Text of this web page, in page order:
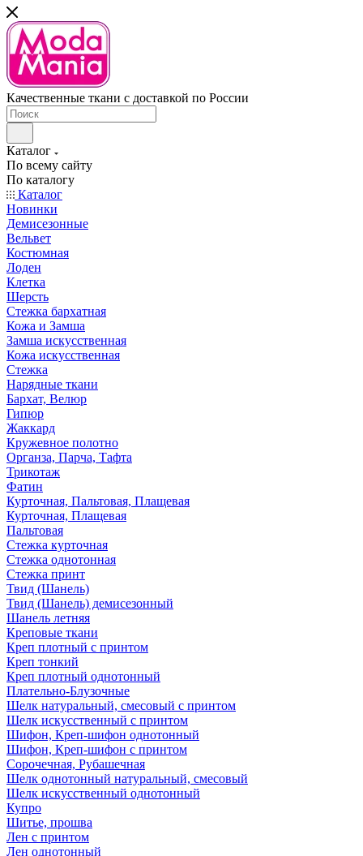
Качественные ткани с доставкой по России
Каталог
По всему сайту
По каталогу
Каталог
Новинки
Демисезонные
Вельвет
Костюмная
Лоден
Клетка
Шерсть
Стежка бархатная
Кожа и Замша
Замша искусственная
Кожа искусственная
Стежка
Нарядные ткани
Бархат, Велюр
Гипюр
Жаккард
Кружевное полотно
Органза, Парча, Тафта
Трикотаж
Фатин
Курточная, Пальтовая, Плащевая
Курточная, Плащевая
Пальтовая
Стежка курточная
Стежка однотонная
Стежка принт
Твид (Шанель)
Твид (Шанель) демисезонный
Шанель летняя
Креповые ткани
Креп плотный с принтом
Креп тонкий
Креп плотный однотонный
Плательно-Блузочные
Шелк натуральный, смесовый с принтом
Шелк искусственный с принтом
Шифон, Креп-шифон однотонный
Шифон, Креп-шифон с принтом
Сорочечная, Рубашечная
Шелк однотонный натуральный, смесовый
Шелк искусственный однотонный
Купро
Шитье, прошва
Лен с принтом
Лен однотонный